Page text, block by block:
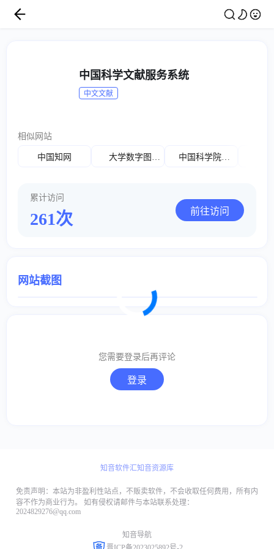
中国科学文献服务系统
中文文献
相似网站
中国知网 大学数字图书馆 中国科学院科技期刊网
累计访问
261次 前往访问
网站截图
您需要登录后再评论
登录
知音软件汇知音资源库
免责声明：本站为非盈利性站点，不贩卖软件，不会收取任何费用，所有内
容不作为商业行为。 如有侵权请邮件与本站联系处理：
2024829276@qq.com
知音导航
取消 回复